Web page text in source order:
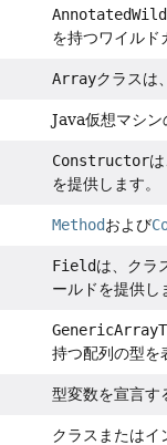
を持つワイルド
Arrayクラスは
Java仮想マシン
Constructor
を提供します。
Methodおよび
Fieldは、クラ
ールドを提供し
持つ配列の型を
型変数を宣言す
クラスまたはイ